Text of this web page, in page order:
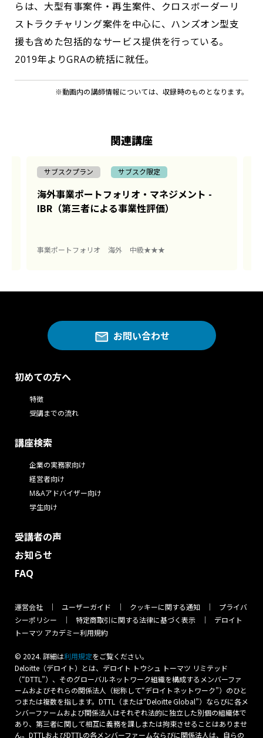
らは、大型有事案件・再生案件、クロスボーダーリ
ストラクチャリング案件を中心に、ハンズオン型支
援も含めた包括的なサービス提供を行っている。
2019年よりGRAの統括に就任。
※動画内の講師情報については、収録時のものとなります。
関連講座
サブスクプラン サブスク限定
海外事業ポートフォリオ・マネジメント -
IBR（第三者による事業性評価）
事業ポートフォリオ 海外 中級★★★
初めての方へ
特徴
受講までの流れ
講座検索
企業の実務家向け
経営者向け
M&Aアドバイザー向け
学生向け
受講者の声
お知らせ
FAQ
お問い合わせ
運営会社 ユーザーガイド クッキーに関する通知
プライバ
シーポリシー
特定商取引に関する法律に基づく表示
デロイト
トーマツ アカデミー利用規約
© 2024. 詳細は利⽤規定をご覧ください。
Deloitte（デロイト）とは、デロイト トウシュ トーマツ リミテッド
（“DTTL”）、そのグローバルネットワーク組織を構成するメンバーファ
ームおよびそれらの関係法人（総称して“デロイトネットワーク”）のひと
つまたは複数を指します。DTTL（または“Deloitte Global”）ならびに各メ
ンバーファームおよび関係法人はそれぞれ法的に独立した別個の組織体で
あり、第三者に関して相互に義務を課しまたは拘束させることはありませ
ん。DTTLおよびDTTLの各メンバーファームならびに関係法人は、自らの